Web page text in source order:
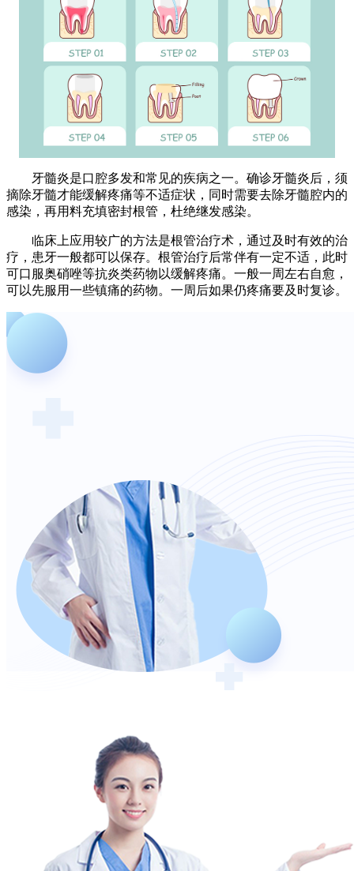
牙髓炎是口腔多发和常见的疾病之一。确诊牙髓炎后，须
摘除牙髓才能缓解疼痛等不适症状，同时需要去除牙髓腔内的
感染，再用料充填密封根管，杜绝继发感染。
临床上应用较广的方法是根管治疗术，通过及时有效的治
疗，患牙一般都可以保存。根管治疗后常伴有一定不适，此时
可口服奥硝唑等抗炎类药物以缓解疼痛。一般一周左右自愈，
可以先服用一些镇痛的药物。一周后如果仍疼痛要及时复诊。